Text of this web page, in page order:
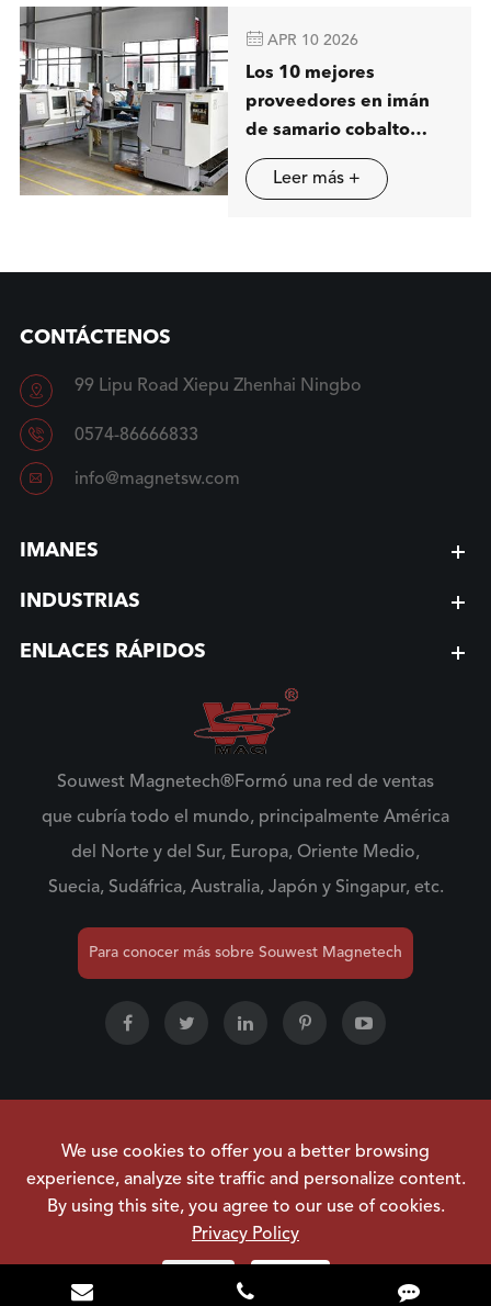
 APR 10 2026
Los 10 mejores
proveedores en imán
de samario cobalto
(SmCo) en China
Leer más +
CONTÁCTENOS
 99 Lipu Road Xiepu Zhenhai Ningbo
 0574-86666833
 info@magnetsw.com
IMANES
INDUSTRIAS
ENLACES RÁPIDOS
Souwest Magnetech®Formó una red de ventas
que cubría todo el mundo, principalmente América
del Norte y del Sur, Europa, Oriente Medio,
Suecia, Sudáfrica, Australia, Japón y Singapur, etc.
Para conocer más sobre Souwest Magnetech
DEVELOPMENT CO.,LTD.Todos los derechos
reservados.
Mapa del sitio | Política de privacidad
We use cookies to offer you a better browsing
experience, analyze site traffic and personalize content.
By using this site, you agree to our use of cookies.
Privacy Policy